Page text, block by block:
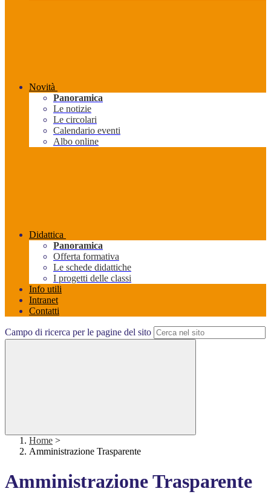
Novità
Panoramica
Le notizie
Le circolari
Calendario eventi
Albo online
Didattica
Panoramica
Offerta formativa
Le schede didattiche
I progetti delle classi
Info utili
Intranet
Contatti
Campo di ricerca per le pagine del sito
Home >
Amministrazione Trasparente
Amministrazione Trasparente